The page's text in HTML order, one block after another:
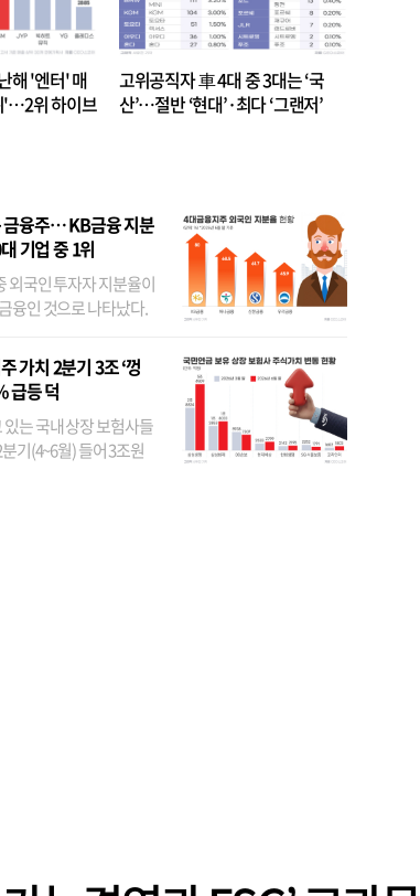
해 '엔터' 매
'…2위 하이브
고위공직자 車 4대 중 3대는 ‘국
산’…절반 ‘현대’·최다 ‘그랜저’
금융주… KB금융 지분
기업 중 1위
외국인 투자자 지분율이
융인 것으로 나타났다.
은 지난달 말 기준 해외
가치 2분기 3조 ‘껑
급등 덕
는 국내 상장 보험사들
기(4~6월) 들어 3조원